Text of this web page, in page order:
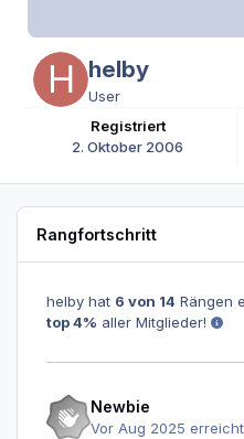
helby
User
Registriert
2. Oktober 2006
Rangfortschritt
helby hat 6 von 14 Rängen
top 4% aller Mitglieder!
Newbie
Vor Aug 2025 erreicht